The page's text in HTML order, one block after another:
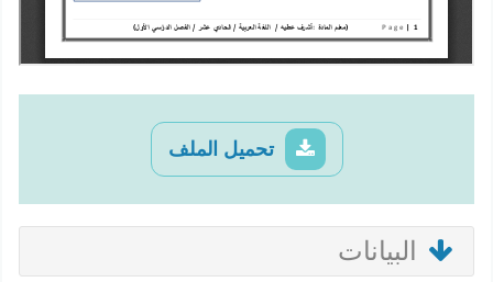
تحميل الملف
البيانات